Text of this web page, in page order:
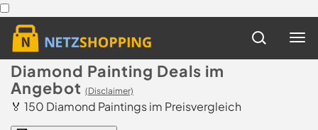
Diamond Painting Deals im
Angebot (Disclaimer)
🏅 150 Diamond Paintings im Preisvergleich